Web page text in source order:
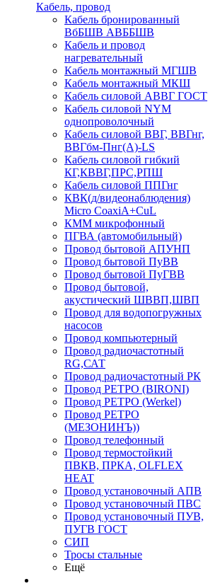
Кабель, провод
Кабель бронированный
ВбБШВ АВББШВ
Кабель и провод
нагревательный
Кабель монтажный МГШВ
Кабель монтажный МКШ
Кабель силовой АВВГ ГОСТ
Кабель силовой NYM
однопроволочный
Кабель силовой ВВГ, ВВГнг,
ВВГбм-Пнг(А)-LS
Кабель силовой гибкий
КГ,КВВГ,ПРС,РПШ
Кабель силовой ППГнг
КВК(д/видеонаблюдения)
Micro CoaxiA+CuL
КММ микрофонный
ПГВА (автомобильный)
Провод бытовой АПУНП
Провод бытовой ПуВВ
Провод бытовой ПуГВВ
Провод бытовой,
акустический ШВВП,ШВП
Провод для водопогружных
насосов
Провод компьютерный
Провод радиочастотный
RG,САТ
Провод радиочастотный РК
Провод РЕТРО (BIRONI)
Провод РЕТРО (Werkel)
Провод РЕТРО
(МЕЗОНИНЪ))
Провод телефонный
Провод термостойкий
ПВКВ, ПРКА, OLFLEX
HEAT
Провод установочный АПВ
Провод установочный ПВС
Провод установочный ПУВ,
ПУГВ ГОСТ
СИП
Тросы стальные
Ещё